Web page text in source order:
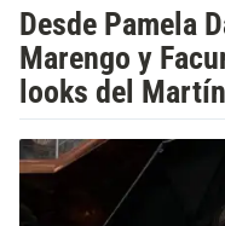
Desde Pamela
Marengo y
looks del